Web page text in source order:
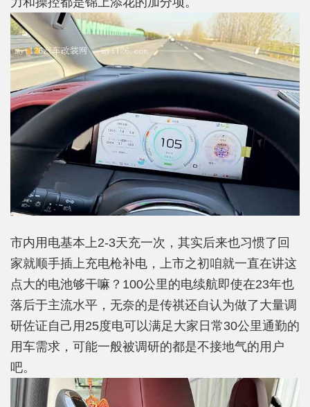
市内用电基本上2-3天充一次，其实后来也习惯了回
家就顺手插上充电枪补电，上市之初咱就一直在讲这
点大的电池够干嘛？100公里的电续航即使在23年也
落后于主流水平，无奈的是传祺还自认为做了大量调
研佐证自己用25度电可以满足大家日常30公里通勤的
用车需求，可能一般被调研的都是不接地气的用户
吧。